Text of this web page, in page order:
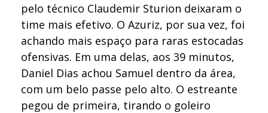
pelo técnico Claudemir Sturion deixaram o
time mais efetivo. O Azuriz, por sua vez, foi
achando mais espaço para raras estocadas
ofensivas. Em uma delas, aos 39 minutos,
Daniel Dias achou Samuel dentro da área,
com um belo passe pelo alto. O estreante
pegou de primeira, tirando o goleiro